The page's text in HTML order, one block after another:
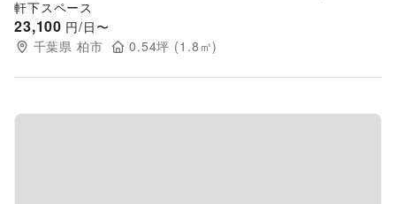
軒下スペース
23,100 円/日〜
千葉県 柏市 0.54坪 (1.8 ㎡)